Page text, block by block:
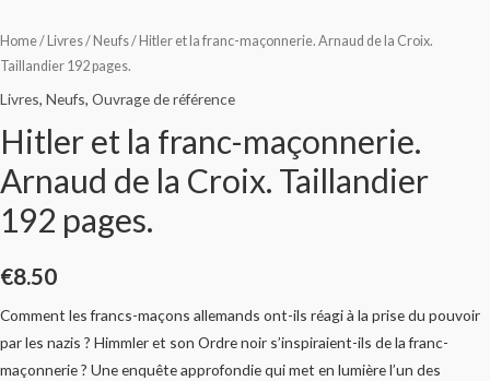
Home/ Livres/ Neufs/ Hitler et la franc-maçonnerie. Arnaud de la Croix.
Taillandier 192 pages.
Livres, Neufs, Ouvrage de référence
Hitler et la franc-maçonnerie.
Arnaud de la Croix. Taillandier
192 pages.
€8.50
Comment les francs-maçons allemands ont-ils réagi à la prise du pouvoir
par les nazis ? Himmler et son Ordre noir s’inspiraient-ils de la franc-
maçonnerie ? Une enquête approfondie qui met en lumière l’un des